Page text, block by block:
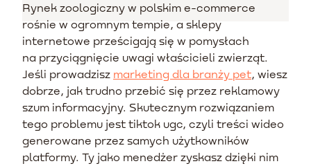
Rynek zoologiczny w polskim e-commerce
rośnie w ogromnym tempie, a sklepy
internetowe prześcigają się w pomysłach
na przyciągnięcie uwagi właścicieli zwierząt.
Jeśli prowadzisz marketing dla branży pet, wiesz
dobrze, jak trudno przebić się przez reklamowy
szum informacyjny. Skutecznym rozwiązaniem
tego problemu jest tiktok ugc, czyli treści wideo
generowane przez samych użytkowników
platformy. Ty jako menedżer zyskasz dzięki nim